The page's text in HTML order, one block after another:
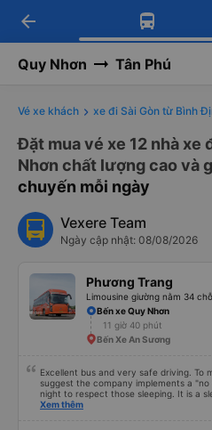
Tải app Vexere
Nhận ưu đãi thành
Tải app Vexere
-30k/ghế khi đặt
arrow_back
Quy Nhơn Tân Phú
Vé xe khách xe đi Sài Gòn từ Bình
Đặt mua vé xe 12 nhà xe
Nhơn chất lượng cao và
chuyến mỗi ngày
Vexere Team
Ngày cập nhật: 08/08/2026
Phương Trang
Limousine giường nằm 34 chỗ
Bến xe Quy Nhơn
11 giờ 40 phút
Bến Xe An Sương
Excellent bus and very safe driving. To
suggest the company implements a
night to respect those sleeping. It is a
please display the Wi-Fi password
Xem thêm